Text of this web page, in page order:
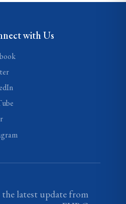
with Us
latest update from